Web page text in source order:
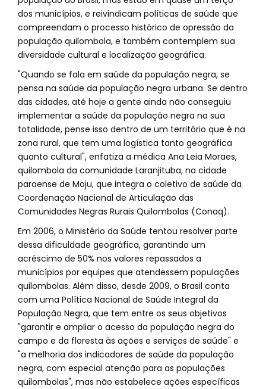
dos municípios, e reivindicam políticas de saúde que
compreendam o processo histórico de opressão da
população quilombola, e também contemplem sua
diversidade cultural e localização geográfica.
"Quando se fala em saúde da população negra, se
pensa na saúde da população negra urbana. Se dentro
das cidades, até hoje a gente ainda não conseguiu
implementar a saúde da população negra na sua
totalidade, pense isso dentro de um território que é na
zona rural, que tem uma logística tanto geográfica
quanto cultural", enfatiza a médica Ana Leia Moraes,
quilombola da comunidade Laranjituba, na cidade
paraense de Moju, que integra o coletivo de saúde da
Coordenação Nacional de Articulação das
Comunidades Negras Rurais Quilombolas (Conaq).
Em 2006, o Ministério da Saúde tentou resolver parte
dessa dificuldade geográfica, garantindo um
acréscimo de 50% nos valores repassados a
municípios por equipes que atendessem populações
quilombolas. Além disso, desde 2009, o Brasil conta
com uma Política Nacional de Saúde Integral da
População Negra, que tem entre os seus objetivos
"garantir e ampliar o acesso da população negra do
campo e da floresta às ações e serviços de saúde" e
"a melhoria dos indicadores de saúde da população
negra, com especial atenção para as populações
quilombolas", mas não estabelece ações específicas